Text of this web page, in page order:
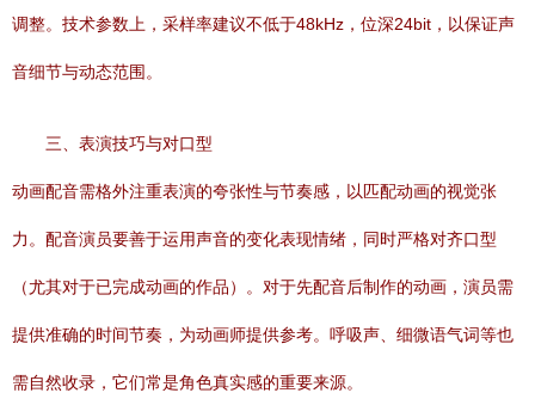
调整。技术参数上，采样率建议不低于48kHz，位深24bit，以保证声
音细节与动态范围。
三、表演技巧与对口型
动画配音需格外注重表演的夸张性与节奏感，以匹配动画的视觉张
力。配音演员要善于运用声音的变化表现情绪，同时严格对齐口型
（尤其对于已完成动画的作品）。对于先配音后制作的动画，演员需
提供准确的时间节奏，为动画师提供参考。呼吸声、细微语气词等也
需自然收录，它们常是角色真实感的重要来源。